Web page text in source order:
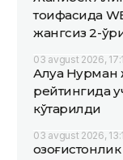
тоифасида
жангсиз 2-
03 avgust 2026,
Алуа Нурман
рейтингида
кўтарилди
03 avgust 2026,